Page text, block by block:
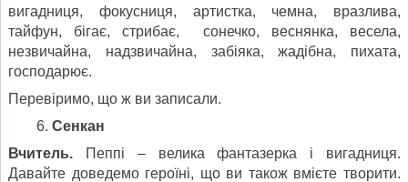
вигадниця, фокусниця, артистка, чемна, вразлива,
тайфун, бігає, стрибає, сонечко, веснянка, весела,
незвичайна, надзвичайна, забіяка, жадібна, пихата,
господарює.
Перевіримо, що ж ви записали.
Сенкан
Вчитель.
Пеппі – велика фантазерка і вигадниця.
Давайте доведемо героїні, що ви також вмієте творити.